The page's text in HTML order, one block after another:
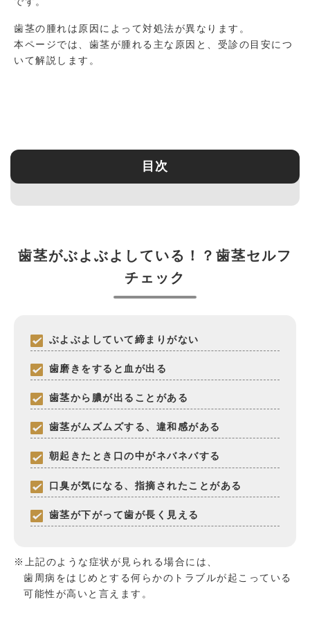
歯茎の腫れは原因によって対処法が異なります。
本ページでは、歯茎が腫れる主な原因と、受診の目安につ
いて解説します。
目次
歯茎がぶよぶよしている！？歯茎セルフ
チェック
ぶよぶよしていて締まりがない
歯磨きをすると血が出る
歯茎から膿が出ることがある
歯茎がムズムズする、違和感がある
朝起きたとき口の中がネバネバする
口臭が気になる、指摘されたことがある
歯茎が下がって歯が長く見える
※上記のような症状が見られる場合には、
歯周病をはじめとする何らかのトラブルが起こっている
可能性が高いと言えます。